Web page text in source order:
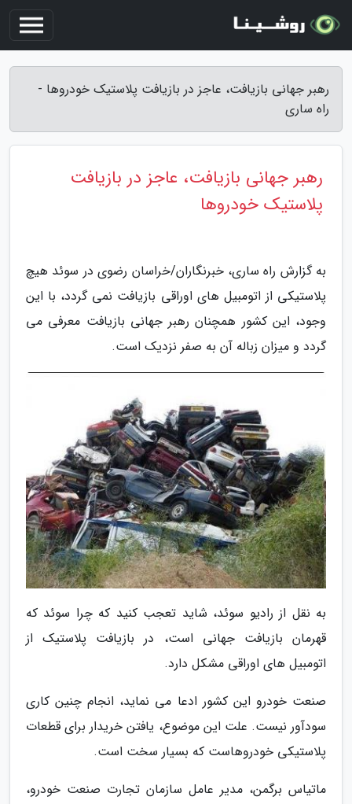
رهبر جهانی بازیافت، عاجز در بازیافت پلاستیک خودروها -
راه ساری
رهبر جهانی بازیافت، عاجز در بازیافت
پلاستیک خودروها
به گزارش راه ساری، خبرنگاران/خراسان رضوی در سوئد هیچ
پلاستیکی از اتومبیل های اوراقی بازیافت نمی گردد، با این
وجود، این کشور همچنان رهبر جهانی بازیافت معرفی می
گردد و میزان زباله آن به صفر نزدیک است.
به نقل از رادیو سوئد، شاید تعجب کنید که چرا سوئد که
قهرمان بازیافت جهانی است، در بازیافت پلاستیک از
اتومبیل های اوراقی مشکل دارد.
صنعت خودرو این کشور ادعا می نماید، انجام چنین کاری
سودآور نیست. علت این موضوع، یافتن خریدار برای قطعات
پلاستیکی خودروهاست که بسیار سخت است.
ماتیاس برگمن، مدیر عامل سازمان تجارت صنعت خودرو،